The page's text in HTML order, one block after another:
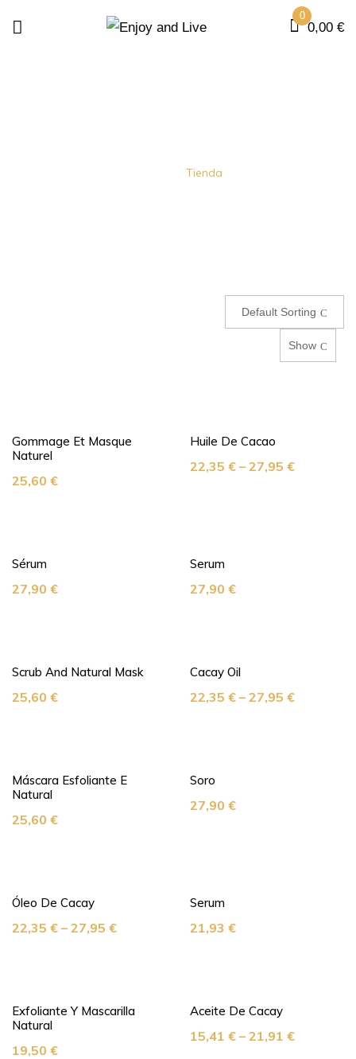
0
0,00 €
Tienda
Default Sorting
Show
Gommage Et Masque
Naturel
25,60 €
Huile De Cacao
22,35 € – 27,95 €
Sérum
27,90 €
Serum
27,90 €
Scrub And Natural Mask
25,60 €
Cacay Oil
22,35 € – 27,95 €
Máscara Esfoliante E
Natural
25,60 €
Soro
27,90 €
Óleo De Cacay
22,35 € – 27,95 €
Serum
21,93 €
Exfoliante Y Mascarilla
Natural
19,50 €
Aceite De Cacay
15,41 € – 21,91 €